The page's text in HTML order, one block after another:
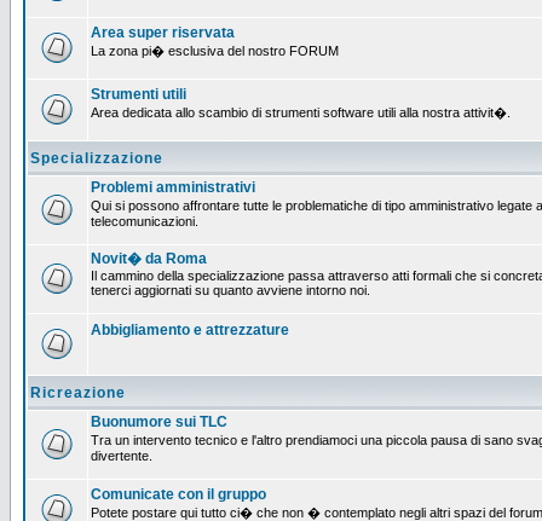
Area super riservata
La zona pi� esclusiva del nostro FORUM
Strumenti utili
Area dedicata allo scambio di strumenti software utili alla nostra attivit�.
Specializzazione
Problemi amministrativi
Qui si possono affrontare tutte le problematiche di tipo amministrativo
telecomunicazioni.
Novit� da Roma
Il cammino della specializzazione passa attraverso atti formali che si
tenerci aggiornati su quanto avviene intorno noi.
Abbigliamento e attrezzature
Ricreazione
Buonumore sui TLC
Tra un intervento tecnico e l'altro prendiamoci una piccola pausa di sano
divertente.
Comunicate con il gruppo
Potete postare qui tutto ci� che non � contemplato negli altri spazi del